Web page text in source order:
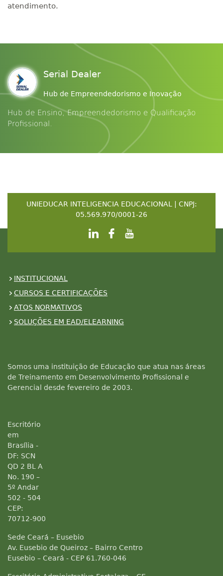
atendimento.
Serial Dealer
Hub de Empreendedorismo e Inovação
Hub de Ensino, Empreendedorismo e Qualificação
Profissional.
UNIEDUCAR INTELIGENCIA EDUCACIONAL | CNPJ:
05.569.970/0001-26
INSTITUCIONAL
CURSOS E CERTIFICAÇÕES
ATOS NORMATIVOS
SOLUÇÕES EM EAD/ELEARNING
Somos uma instituição de Educação que atua nas áreas
de Treinamento em Desenvolvimento Profissional e
Gerencial desde fevereiro de 2003.
Escritório
em
Brasília -
DF: SCN
QD 2 BL A
No. 190 –
5º Andar
502 - 504
CEP:
70712-900
Sede Ceará – Eusebio
Av. Eusebio de Queiroz – Bairro Centro
Eusebio – Ceará - CEP 61.760-046